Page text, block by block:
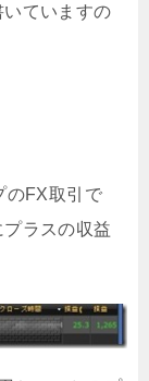
ていますの
のFX取引で
ラスの収益